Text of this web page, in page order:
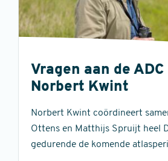
Vragen aan de ADC
Norbert Kwint
Norbert Kwint coördineert
Ottens en Matthijs Spruijt heel
gedurende de komende